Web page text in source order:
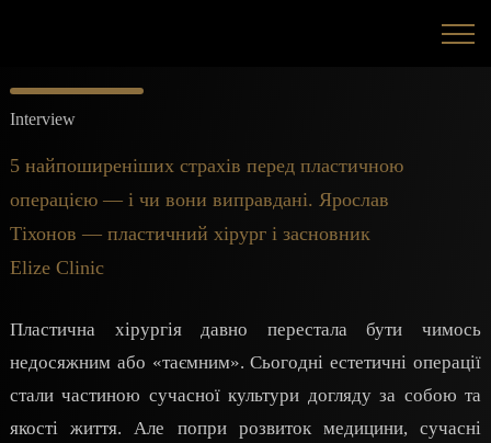
Interview
5 найпоширеніших страхів перед пластичною
операцією — і чи вони виправдані. Ярослав
Тіхонов — пластичний хірург і засновник
Elize Clinic
Пластична хірургія давно перестала бути чимось
недосяжним або «таємним». Сьогодні естетичні операції
стали частиною сучасної культури догляду за собою та
якості життя. Але попри розвиток медицини, сучасні